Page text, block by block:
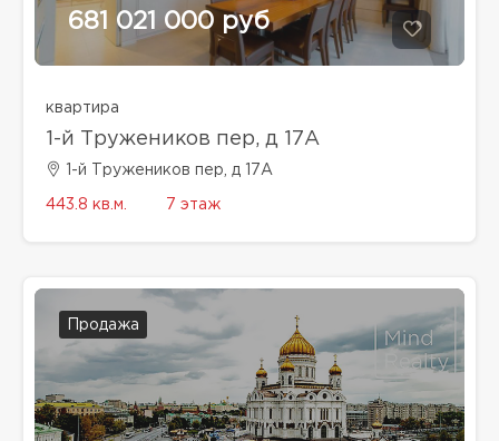
681 021 000 руб
квартира
1-й Тружеников пер, д 17А
1-й Тружеников пер, д 17А
443.8 кв.м. 7 этаж
Продажа